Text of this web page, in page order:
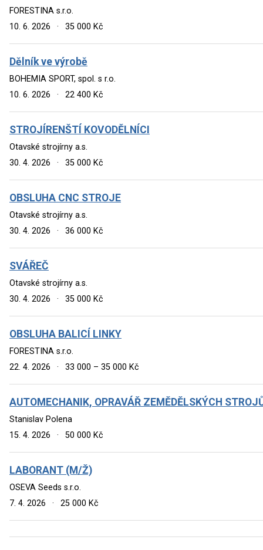
FORESTINA s.r.o.
10. 6. 2026
· 35 000 Kč
Dělník ve výrobě
BOHEMIA SPORT, spol. s r.o.
10. 6. 2026
· 22 400 Kč
STROJÍRENŠTÍ KOVODĚLNÍCI
Otavské strojírny a.s.
30. 4. 2026
· 35 000 Kč
OBSLUHA CNC STROJE
Otavské strojírny a.s.
30. 4. 2026
· 36 000 Kč
SVÁŘEČ
Otavské strojírny a.s.
30. 4. 2026
· 35 000 Kč
OBSLUHA BALICÍ LINKY
FORESTINA s.r.o.
22. 4. 2026
· 33 000 – 35 000 Kč
AUTOMECHANIK, OPRAVÁŘ ZEMĚDĚLSKÝCH
Stanislav Polena
15. 4. 2026
· 50 000 Kč
LABORANT (M/Ž)
OSEVA Seeds s.r.o.
7. 4. 2026
· 25 000 Kč